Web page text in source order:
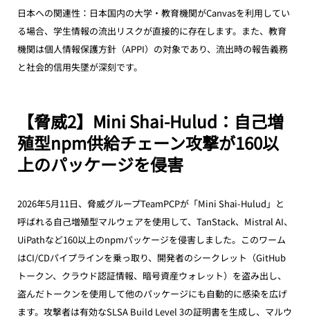
日本への関連性：日本国内の大学・教育機関がCanvasを利用してい
る場合、学生情報の流出リスクが直接的に存在します。また、教育
機関は個人情報保護方針（APPI）の対象であり、流出時の報告義務
と社会的信用失墜が深刻です。
【脅威2】Mini Shai-Hulud：自己増
殖型npm供給チェーン攻撃が160以
上のパッケージを侵害
2026年5月11日、脅威グループTeamPCPが「Mini Shai-Hulud」と
呼ばれる自己増殖型マルウェアを使用して、TanStack、Mistral AI、
UiPathなど160以上のnpmパッケージを侵害しました。このワーム
はCI/CDパイプラインを乗っ取り、開発者のシークレット（GitHub
トークン、クラウド認証情報、暗号資産ウォレット）を盗み出し、
盗んだトークンを使用して他のパッケージにも自動的に感染を広げ
ます。攻撃者は有効なSLSA Build Level 3の証明書を生成し、マルウ